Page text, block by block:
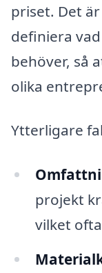
priset. Det
definiera
behöver, så
olika
Ytterligare
projekt
vilket